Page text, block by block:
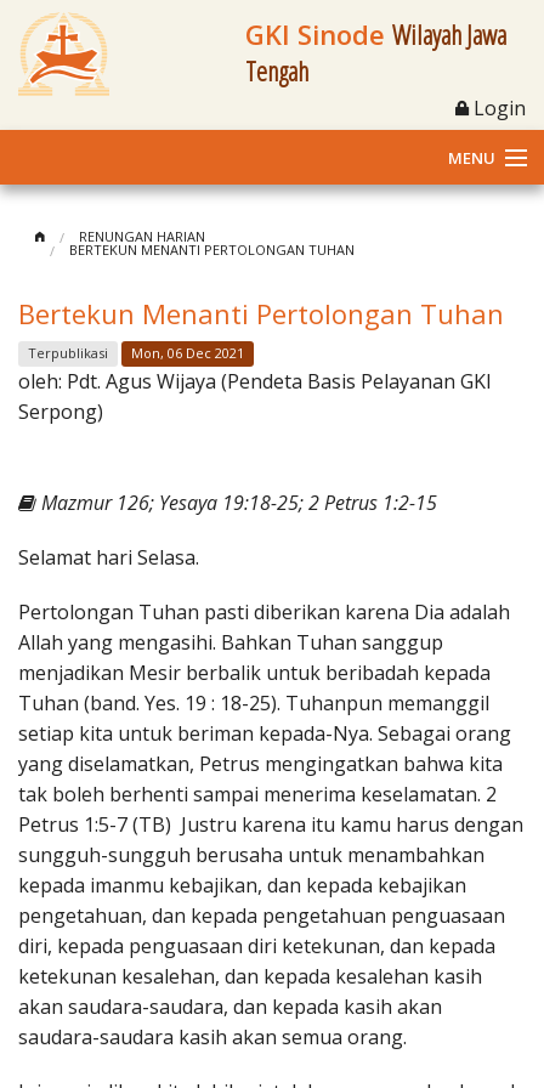
GKI Sinode Wilayah Jawa
Tengah
Login
MENU
Klasis dan Jemaat
Berita Kegiatan
Materi
Penerbitan
RENUNGAN HARIAN
BERTEKUN MENANTI PERTOLONGAN TUHAN
Bertekun Menanti Pertolongan Tuhan
Terpublikasi Mon, 06 Dec 2021
oleh: Pdt. Agus Wijaya (Pendeta Basis Pelayanan GKI
Serpong)
Mazmur 126; Yesaya 19:18-25; 2 Petrus 1:2-15
Selamat hari Selasa.
Pertolongan Tuhan pasti diberikan karena Dia adalah
Allah yang mengasihi. Bahkan Tuhan sanggup
menjadikan Mesir berbalik untuk beribadah kepada
Tuhan (band. Yes. 19 : 18-25). Tuhanpun memanggil
setiap kita untuk beriman kepada-Nya. Sebagai orang
yang diselamatkan, Petrus mengingatkan bahwa kita
tak boleh berhenti sampai menerima keselamatan. 2
Petrus 1:5-7 (TB) Justru karena itu kamu harus dengan
sungguh-sungguh berusaha untuk menambahkan
kepada imanmu kebajikan, dan kepada kebajikan
pengetahuan, dan kepada pengetahuan penguasaan
diri, kepada penguasaan diri ketekunan, dan kepada
ketekunan kesalehan, dan kepada kesalehan kasih
akan saudara-saudara, dan kepada kasih akan
saudara-saudara kasih akan semua orang.